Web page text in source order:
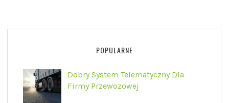
POPULARNE
Dobry System Telematyczny Dla
Firmy Przewozowej